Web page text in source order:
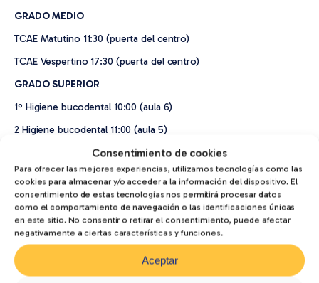
Consentimiento de cookies
Para ofrecer las mejores experiencias, utilizamos tecnologías como las
cookies para almacenar y/o acceder a la información del dispositivo. El
consentimiento de estas tecnologías nos permitirá procesar datos
como el comportamiento de navegación o las identificaciones únicas
en este sitio. No consentir o retirar el consentimiento, puede afectar
negativamente a ciertas características y funciones.
Aceptar
GRADO MEDIO
TCAE Matutino 11:30 (puerta del centro)
TCAE Vespertino 17:30 (puerta del centro)
GRADO SUPERIOR
1º Higiene bucodental 10:00 (aula 6)
2 Higiene bucodental 11:00 (aula 5)
1º Prótesis dentales 10:00 (aula 4)
2º Prótesis dentales 11:00 (aula 7)
1º Radioterapia y dosimetría + Imagen para el diagnóstico y
medicina nuclear 17:00 (aula 6)
2º de Radioterapia y dosimetría: FCT
El listado con los materiales se entregará por los responsables de
prácticas de los ciclos durante los primeros días de curso.